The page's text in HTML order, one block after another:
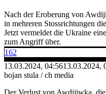
Nach der Eroberung von
in mehreren Stossrichtungen
Jetzt vermeldet die Ukraine
zum Angriff über.
162
13.03.2024, 04:5613.03.2024,
bojan stula / ch media
Der Verlust von Awdijiwka,